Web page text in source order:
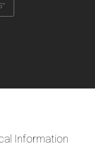
Information